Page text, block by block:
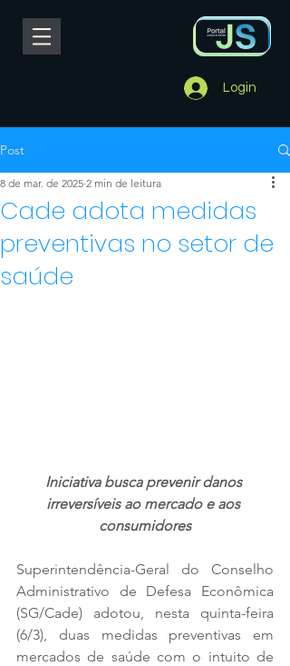
Login
Post
Cade adota medidas
preventivas no setor de
saúde
8 de mar. de 2025 2 min de leitura
Iniciativa busca prevenir danos
irreversíveis ao mercado e aos
consumidores
Superintendência-Geral do Conselho
Administrativo de Defesa Econômica
(SG/Cade) adotou, nesta quinta-feira
(6/3), duas medidas preventivas em
mercados de saúde com o intuito de